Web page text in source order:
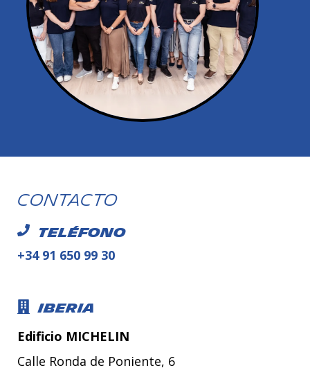
Contacto
Teléfono
+34 91 650 99 30
Iberia
Edificio MICHELIN
Calle Ronda de Poniente, 6